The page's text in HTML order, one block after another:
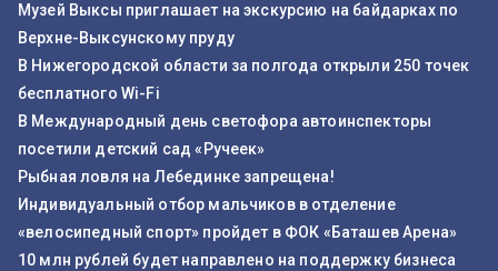
Музей Выксы приглашает на экскурсию на байдарках по
Верхне-Выксунскому пруду
В Нижегородской области за полгода открыли 250 точек
бесплатного Wi-Fi
В Международный день светофора автоинспекторы
посетили детский сад «Ручеек»
Рыбная ловля на Лебединке запрещена!
Индивидуальный отбор мальчиков в отделение
«велосипедный спорт» пройдет в ФОК «Баташев Арена»
10 млн рублей будет направлено на поддержку бизнеса